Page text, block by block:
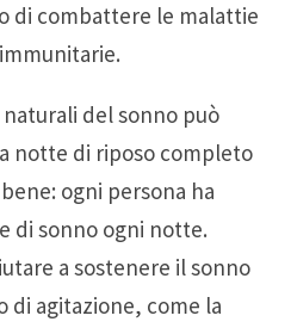
di combattere le malattie
del sonno può
notte di riposo completo
ogni persona ha
di sonno ogni notte.
a sostenere il sonno
di agitazione, come la